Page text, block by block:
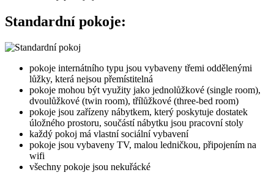
Standardní pokoje:
pokoje internátního typu jsou vybaveny třemi oddělenými
lůžky, která nejsou přemístitelná
pokoje mohou být využity jako jednolůžkové (single room),
dvoulůžkové (twin room), třílůžkové (three-bed room)
pokoje jsou zařízeny nábytkem, který poskytuje dostatek
úložného prostoru, součástí nábytku jsou pracovní stoly
každý pokoj má vlastní sociální vybavení
pokoje jsou vybaveny TV, malou ledničkou, připojením na
wifi
všechny pokoje jsou nekuřácké